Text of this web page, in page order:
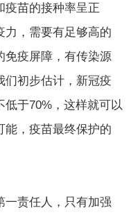
疫苗的接种率呈正
力，需要有足够高的
免疫屏障，有传染源
们初步估计，新冠疫
于70%，这样就可以
能，疫苗最终保护的
一责任人，只有加强